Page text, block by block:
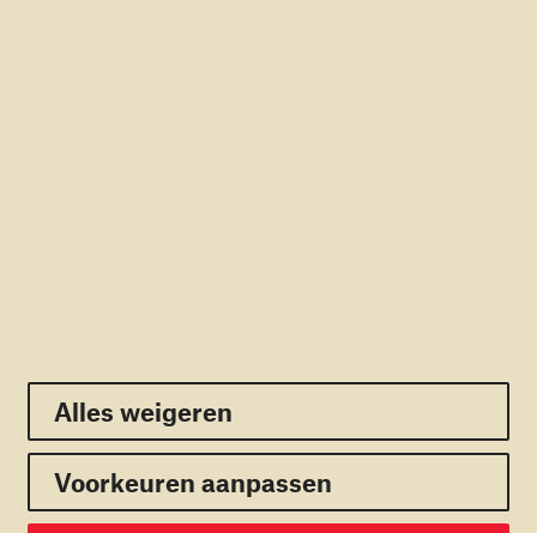
Facebook
TwitterYoutube
Privacy Cookie policy
Disclaimer
Warchild.net
Alles weigeren
Voorkeuren opslaan
Alles weigeren
Voorkeuren aanpassen